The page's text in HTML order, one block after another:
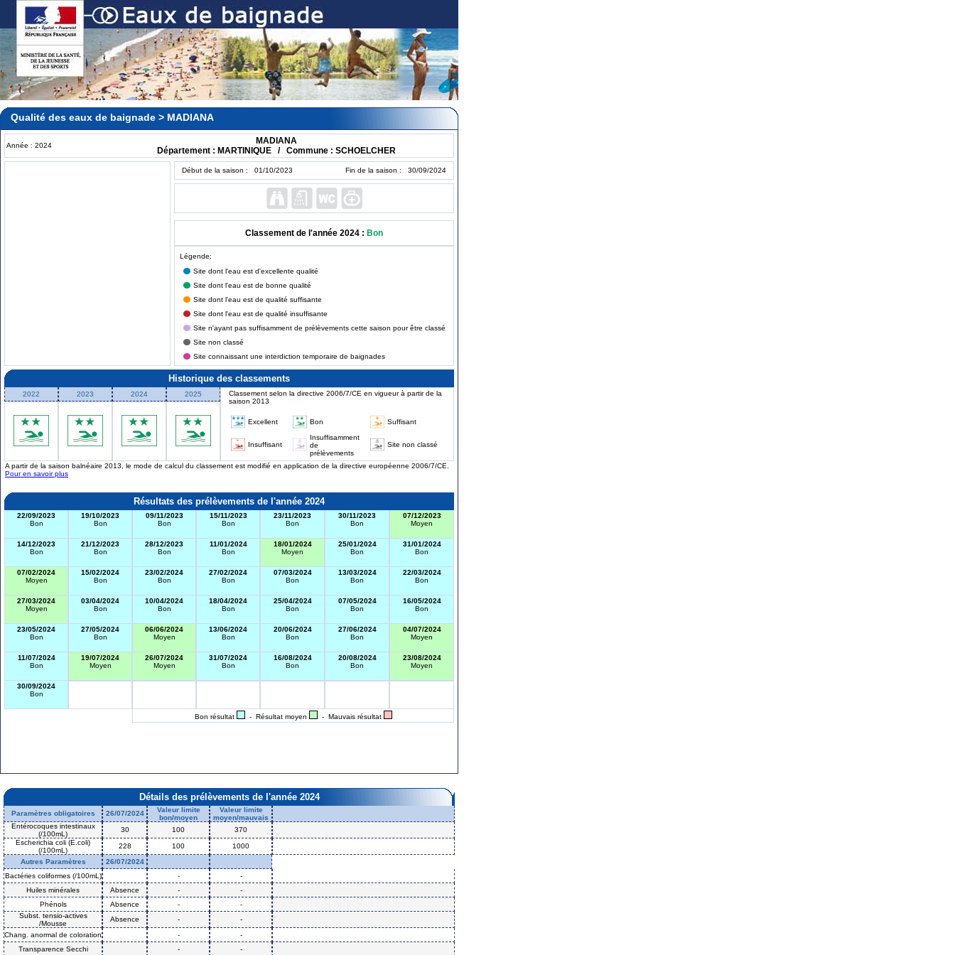
Qualité des eaux de baignade > MADIANA
Année : 2024
MADIANA
Département : MARTINIQUE / Commune : SCHOELCHER
Début de la saison : 01/10/2023 Fin de la saison : 30/09/2024
Classement de l'année 2024 : Bon
Légende:
Site dont l'eau est d'excellente qualité
Site dont l'eau est de bonne qualité
Site dont l'eau est de qualité suffisante
Site dont l'eau est de qualité insuffisante
Site n'ayant pas suffisamment de prélèvements cette saison pour être classé
Site non classé
Site connaissant une interdiction temporaire de baignades
Historique des classements
2022 2023 2024 2025
Classement selon la directive 2006/7/CE en vigueur à partir de la
saison 2013
Excellent Bon Suffisant
Insuffisant
Insuffisamment
de
prélèvements
Site non classé
A partir de la saison balnéaire 2013, le mode de calcul du classement est modifié en application de la directive européenne 2006/7/CE.
Pour en savoir plus
Résultats des prélèvements de l'année 2024
22/09/2023
Bon
19/10/2023
Bon
09/11/2023
Bon
15/11/2023
Bon
23/11/2023
Bon
30/11/2023
Bon
07/12/2023
Moyen
14/12/2023
Bon
21/12/2023
Bon
28/12/2023
Bon
11/01/2024
Bon
18/01/2024
Moyen
25/01/2024
Bon
31/01/2024
Bon
07/02/2024
Moyen
15/02/2024
Bon
23/02/2024
Bon
27/02/2024
Bon
07/03/2024
Bon
13/03/2024
Bon
22/03/2024
Bon
27/03/2024
Moyen
03/04/2024
Bon
10/04/2024
Bon
18/04/2024
Bon
25/04/2024
Bon
07/05/2024
Bon
16/05/2024
Bon
23/05/2024
Bon
27/05/2024
Bon
06/06/2024
Moyen
13/06/2024
Bon
20/06/2024
Bon
27/06/2024
Bon
04/07/2024
Moyen
11/07/2024
Bon
19/07/2024
Moyen
26/07/2024
Moyen
31/07/2024
Bon
16/08/2024
Bon
20/08/2024
Bon
23/08/2024
Moyen
30/09/2024
Bon
Bon résultat - Résultat moyen - Mauvais résultat
Détails des prélèvements de l'année 2024
Paramètres obligatoires 26/07/2024
Valeur limite
bon/moyen
Valeur limite
moyen/mauvais
Entérocoques intestinaux
(/100mL)
30 100
370
Escherichia coli (E.coli)
(/100mL)
228 100
1000
Autres Paramètres
26/07/2024
Bactéries coliformes (/100mL)
-
-
Huiles minérales
Absence -
-
Phénols
Absence -
-
Subst. tensio-actives
/Mousse
Absence -
-
Chang. anormal de coloration
-
-
Transparence Secchi
- -